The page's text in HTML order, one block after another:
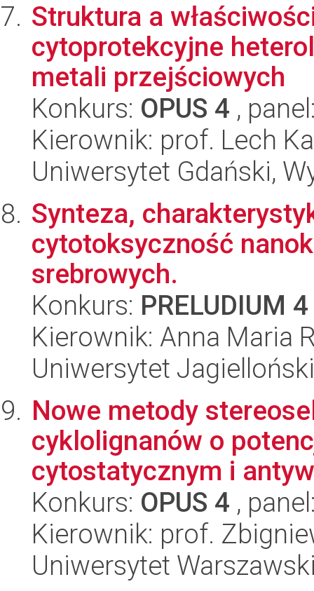
Struktura a
cytoprotekcyjne
metali przejściowych
Konkurs: OPUS 4 ,
Kierownik: prof. Lech
Uniwersytet Gdański,
Synteza,
cytotoksyczność
srebrowych.
Konkurs: PRELUDIUM 4
Kierownik: Anna Maria
Uniwersytet
Nowe metody
cyklolignanów o
cytostatycznym i
Konkurs: OPUS 4 ,
Kierownik: prof.
Uniwersytet